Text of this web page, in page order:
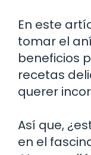
En este
tomar el
beneficios
recetas
querer
Así que,
en el